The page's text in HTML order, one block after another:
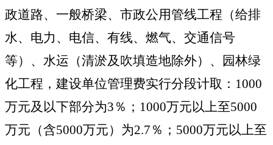
政道路、一般桥梁、市政公用管线工程（给排
水、电力、电信、有线、燃气、交通信号
等）、水运（清淤及吹填造地除外）、园林绿
化工程，建设单位管理费实行分段计取： 1000
万元及以下部分为3 ％； 1000万元以上至5000
万元（含5000万元）为2.7 ％ ； 5000万元以上至